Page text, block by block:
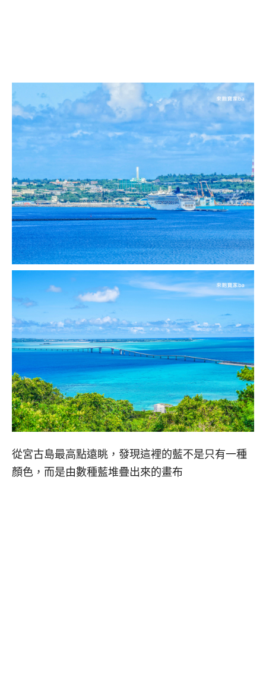
從宮古島最高點遠眺，發現這裡的藍不是只有一種
顏色，而是由數種藍堆疊出來的畫布